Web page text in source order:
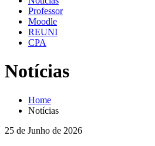
Professor
Moodle
REUNI
CPA
Notícias
Home
Notícias
25 de Junho de 2026